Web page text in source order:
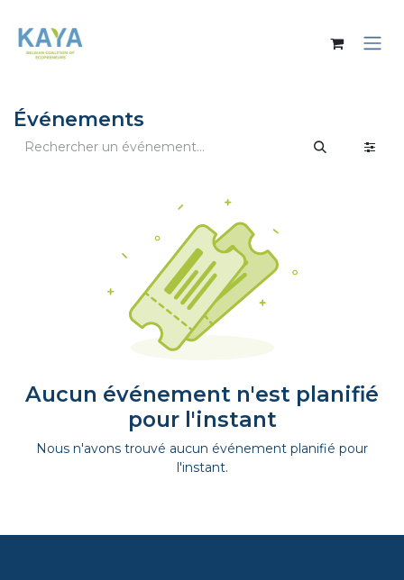
Événements
Aucun événement n'est planifié
pour l'instant
Nous n'avons trouvé aucun événement planifié pour
l'instant.